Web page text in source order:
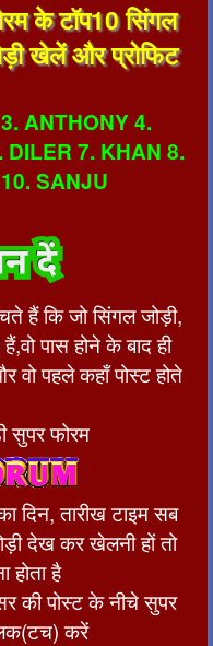
के टॉप10 सिंगल
खेलें और प्रोफिट
ANTHONY 4.
7. KHAN 8.
SANJU
हैं कि जो सिंगल जोड़ी,
पास होने के बाद ही
वो पहले कहाँ पोस्ट होते
सुपर फोरम
दिन, तारीख टाइम सब
देख कर खेलनी हों तो
होता है
की पोस्ट के नीचे सुपर
करें